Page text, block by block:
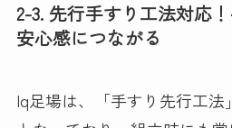
2-3. 先行手すり工法対応
安心感につながる
Iq足場は、「手すり先行工